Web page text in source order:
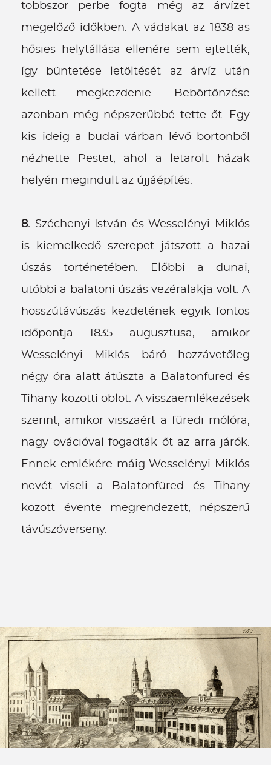
többször perbe fogta még az árvízet
megelőző időkben. A vádakat az 1838-as
hősies helytállása ellenére sem ejtették,
így büntetése letöltését az árvíz után
kellett megkezdenie. Bebörtönzése
azonban még népszerűbbé tette őt. Egy
kis ideig a budai várban lévő börtönből
nézhette Pestet, ahol a letarolt házak
helyén megindult az újjáépítés.
8. Széchenyi István és Wesselényi Miklós
is kiemelkedő szerepet játszott a hazai
úszás történetében. Előbbi a dunai,
utóbbi a balatoni úszás vezéralakja volt. A
hosszútávúszás kezdetének egyik fontos
időpontja 1835 augusztusa, amikor
Wesselényi Miklós báró hozzávetőleg
négy óra alatt átúszta a Balatonfüred és
Tihany közötti öblöt. A visszaemlékezések
szerint, amikor visszaért a füredi mólóra,
nagy ovációval fogadták őt az arra járók.
Ennek emlékére máig Wesselényi Miklós
nevét viseli a Balatonfüred és Tihany
között évente megrendezett, népszerű
távúszóverseny.